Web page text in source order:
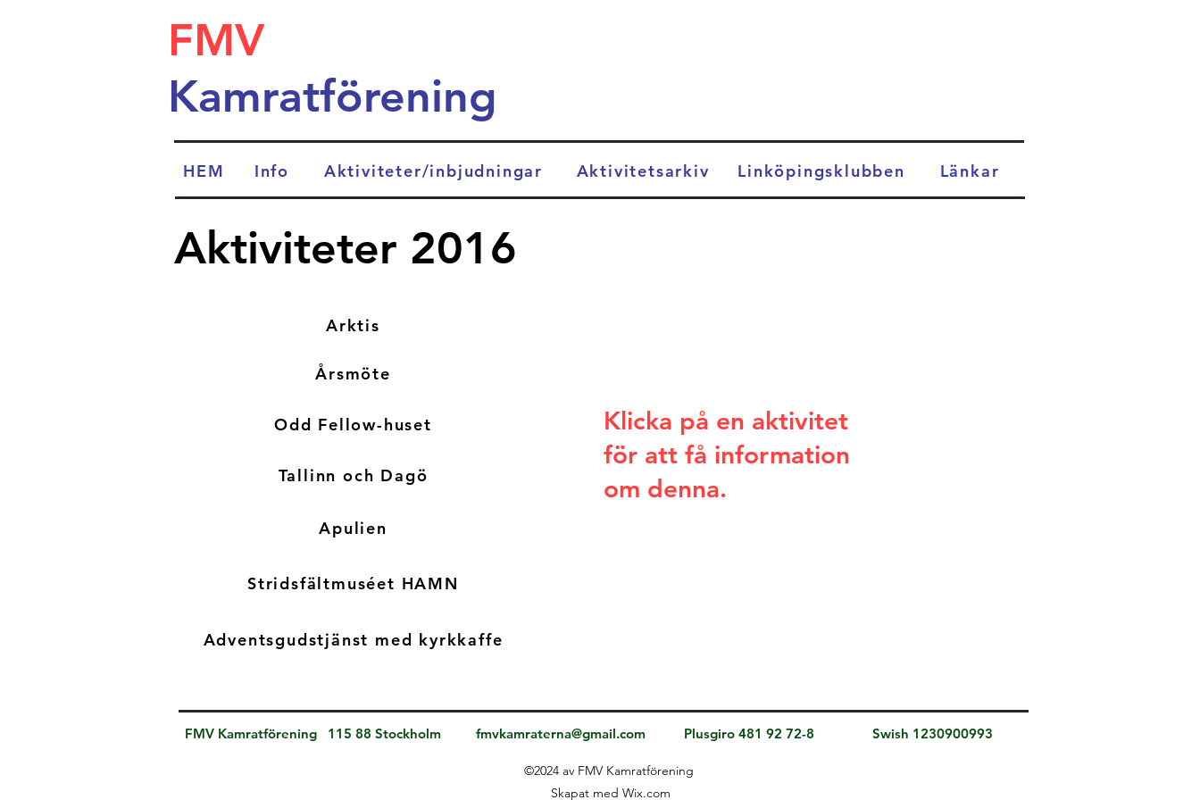
FMV
Kamratförening
HEM Info Aktiviteter/inbjudningar Aktivitetsarkiv Linköpingsklubben Länkar
Aktiviteter 2016
Arktis
Årsmöte
Odd Fellow-huset
Tallinn och Dagö
Apulien
Klicka på en aktivitet
för att få information
om denna.
Stridsfältmuséet HAMN
Adventsgudstjänst med kyrkkaffe
FMV Kamratförening 115 88 Stockholm fmvkamraterna@gmail.com Plusgiro 481 92 72-8 Swish 1230900993
©2024 av FMV Kamratförening
Skapat med Wix.com